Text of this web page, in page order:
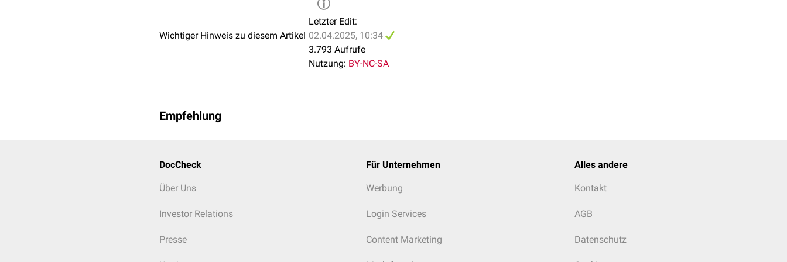
Wichtiger Hinweis zu diesem Artikel
Letzter Edit:
02.04.2025, 10:34
3.793 Aufrufe
Nutzung: BY-NC-SA
Empfehlung
DocCheck
Über Uns
Investor Relations
Presse
Für Unternehmen
Werbung
Login Services
Content Marketing
Alles andere
Kontakt
AGB
Datenschutz